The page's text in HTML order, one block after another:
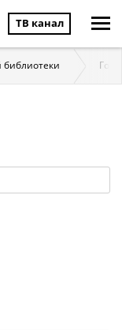
ТВ канал
библиотеки